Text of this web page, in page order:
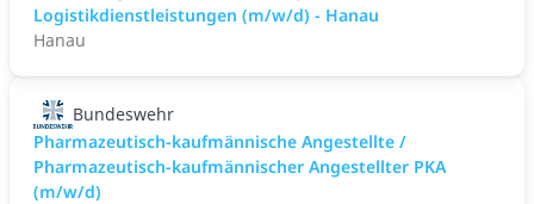
Logistikdienstleistungen (m/w/d) - Hanau
Hanau
Bundeswehr
Pharmazeutisch-kaufmännische Angestellte /
Pharmazeutisch-kaufmännischer Angestellter PKA
(m/w/d)